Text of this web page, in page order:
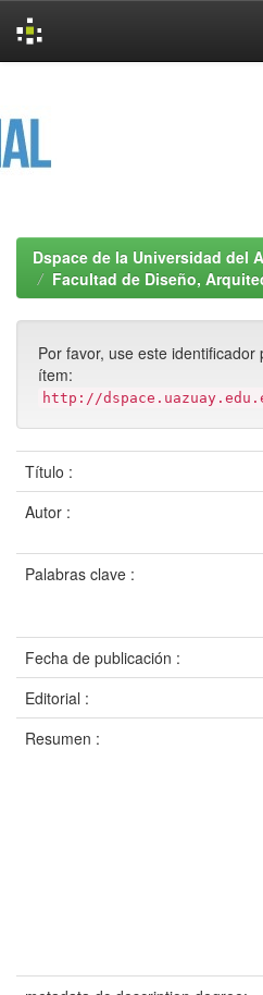
Dspace de la Universidad del
Facultad de Diseño,
Por favor, use este
ítem:
http://
Título :
Autor :
Palabras clave :
Fecha de publicación :
Editorial :
Resumen :